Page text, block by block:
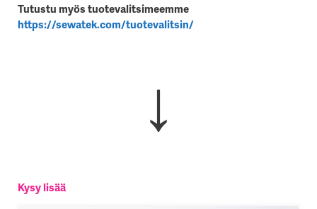
Tutustu myös tuotevalitsimeemme
https://sewatek.com/tuotevalitsin/
↓
Kysy lisää